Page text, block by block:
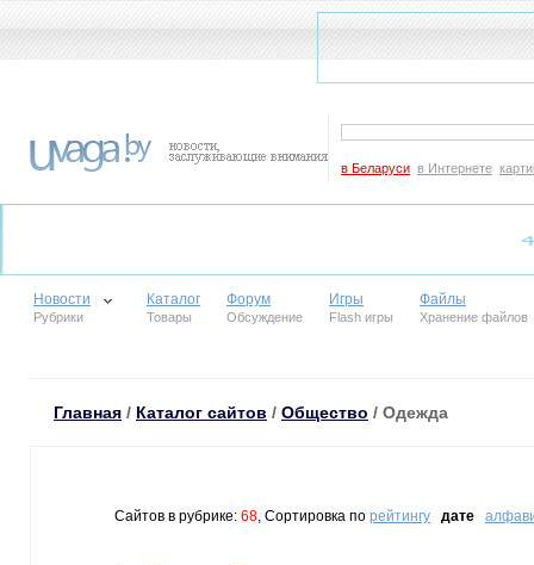
в Беларуси в Интернете
Новости
Рубрики
Каталог
Товары
Форум
Обсуждение
Игры
Flash игры
Файлы
Хранение файлов
Главная / Каталог сайтов / Общество / Одежда
Сайтов в рубрике: 68, Сортировка по рейтингу дате